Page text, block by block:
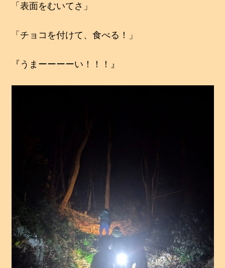
「表面をむいてさ」
「チョコを付けて、食べる！」
『うまーーーーい！！！』